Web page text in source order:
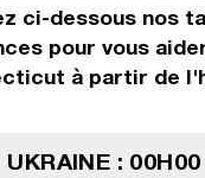
ci-dessous nos
pour vous
à partir de
UKRAINE : 00H00